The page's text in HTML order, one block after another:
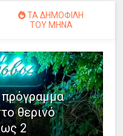
ΤΑ ΔΗΜΟΦΙΛΗ
ΤΟΥ ΜΗΝΑ
θερινό
2